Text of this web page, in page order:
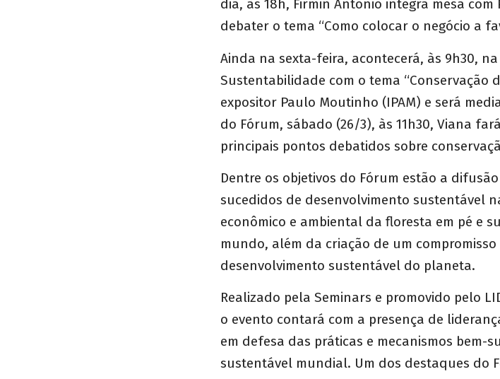
dia, às 18h, Firmin Antonio integra mesa
debater o tema “Como colocar o negócio a
Ainda na sexta-feira, acontecerá, às 9h30,
Sustentabilidade com o tema “Conservação
expositor Paulo Moutinho (IPAM) e será
do Fórum, sábado (26/3), às 11h30, Viana
principais pontos debatidos sobre
Dentre os objetivos do Fórum estão a
sucedidos de desenvolvimento sustentável
econômico e ambiental da floresta em pé e
mundo, além da criação de um
desenvolvimento sustentável do planeta.
Realizado pela Seminars e promovido pelo
o evento contará com a presença de
em defesa das práticas e mecanismos bem-
sustentável mundial. Um dos destaques do